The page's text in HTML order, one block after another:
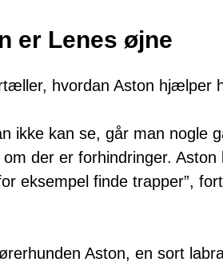
er Lenes øjne
hvordan Aston hjælper
ikke kan se, går man nogle
der er forhindringer.
eksempel finde trapper”,